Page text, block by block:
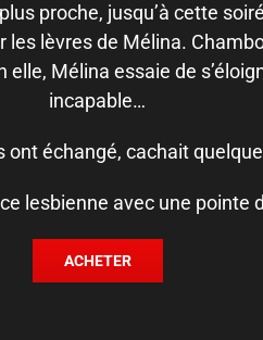
proche, jusqu’à cette
les lèvres de Mélina.
Mélina essaie de
incapable…
ont échangé, cachait
lesbienne avec une pointe
ACHETER